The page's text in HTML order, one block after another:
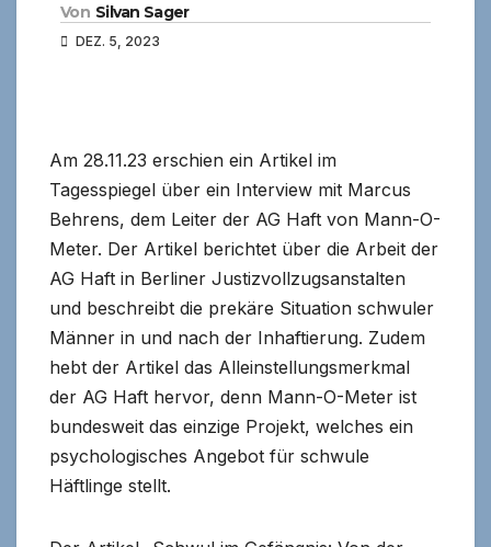
Von Silvan Sager
DEZ. 5, 2023
Am 28.11.23 erschien ein Artikel im
Tagesspiegel über ein Interview mit Marcus
Behrens, dem Leiter der AG Haft von Mann-O-
Meter. Der Artikel berichtet über die Arbeit der
AG Haft in Berliner Justizvollzugsanstalten
und beschreibt die prekäre Situation schwuler
Männer in und nach der Inhaftierung. Zudem
hebt der Artikel das Alleinstellungsmerkmal
der AG Haft hervor, denn Mann-O-Meter ist
bundesweit das einzige Projekt, welches ein
psychologisches Angebot für schwule
Häftlinge stellt.